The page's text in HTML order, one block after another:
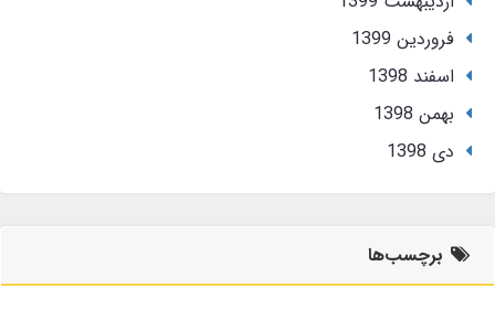
فروردین 1399
اسفند 1398
بهمن 1398
دی 1398
برچسب‌ها